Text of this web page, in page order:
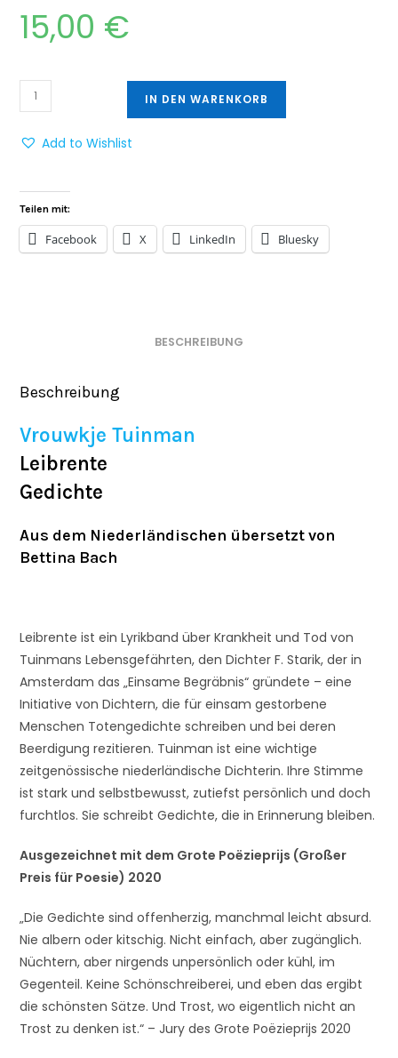
15,00 €
IN DEN WARENKORB
Add to Wishlist
Teilen mit:
Facebook X LinkedIn Bluesky
BESCHREIBUNG
Beschreibung
Vrouwkje Tuinman
Leibrente
Gedichte
Aus dem Niederländischen übersetzt von
Bettina Bach
Leibrente ist ein Lyrikband über Krankheit und Tod von
Tuinmans Lebensgefährten, den Dichter F. Starik, der in
Amsterdam das „Einsame Begräbnis“ gründete – eine
Initiative von Dichtern, die für einsam gestorbene
Menschen Totengedichte schreiben und bei deren
Beerdigung rezitieren. Tuinman ist eine wichtige
zeitgenössische niederländische Dichterin. Ihre Stimme
ist stark und selbstbewusst, zutiefst persönlich und doch
furchtlos. Sie schreibt Gedichte, die in Erinnerung bleiben.
Ausgezeichnet mit dem Grote Poëzieprijs (Großer
Preis für Poesie) 2020
„Die Gedichte sind offenherzig, manchmal leicht absurd.
Nie albern oder kitschig. Nicht einfach, aber zugänglich.
Nüchtern, aber nirgends unpersönlich oder kühl, im
Gegenteil. Keine Schönschreiberei, und eben das ergibt
die schönsten Sätze. Und Trost, wo eigentlich nicht an
Trost zu denken ist.“ – Jury des Grote Poëzieprijs 2020